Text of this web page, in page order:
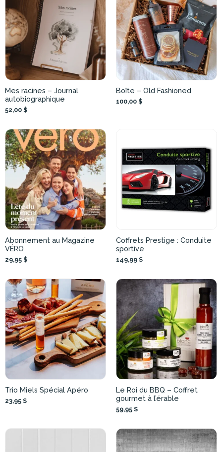
Mes racines – Journal
autobiographique
52,00 $
Boîte – Old Fashioned
100,00 $
Abonnement au Magazine
VÉRO
29,95 $
Coffrets Prestige : Conduite
sportive
149,99 $
Trio Miels Spécial Apéro
23,95 $
Le Roi du BBQ – Coffret
gourmet à l’érable
59,95 $